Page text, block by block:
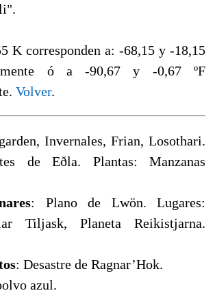
K corresponden a: -68,15 y -18,15
ó a -90,67 y -0,67 ºF
Volver.
Invernales, Frian, Losothari.
de Eðla. Plantas: Manzanas
: Plano de Lwön. Lugares:
Tiljask, Planeta Reikistjarna.
: Desastre de Ragnar’Hok.
azul.